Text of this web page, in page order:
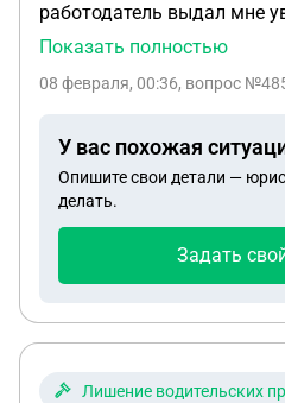
работодатель выдал мне
о том что расторгнет со
нет то было, 2 февраля
проспали срок то тепере
марта, подскажите
уведомлении они должны
уведомлениях я
Показать полностью
08 февраля, 00:36, вопрос
У вас похожая
Опишите свои детали —
делать.
Задать
Лишение водительских